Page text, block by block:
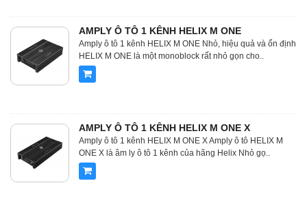
AMPLY Ô TÔ 1 KÊNH HELIX M ONE
Amply ô tô 1 kênh HELIX M ONE Nhỏ, hiệu quả và ổn định
HELIX M ONE là một monoblock rất nhỏ gọn cho..
AMPLY Ô TÔ 1 KÊNH HELIX M ONE X
Amply ô tô 1 kênh HELIX M ONE X Amply ô tô HELIX M
ONE X là âm ly ô tô 1 kênh của hãng Helix Nhỏ gọ..